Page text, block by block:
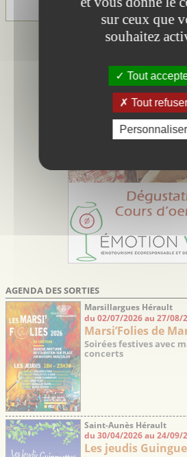
AGENDA DES SORTIES
Marsillargues Hérault
du 02/07/2026 au 27/08/
Marsi’Folies de
Soirées festives avec
concerts
Saint-Aunès Hérault
du 30/04/2026 au 24/09/
Les jeudis
sur ceux que
souhaitez
Tout
Tout refuser
Personnaliser